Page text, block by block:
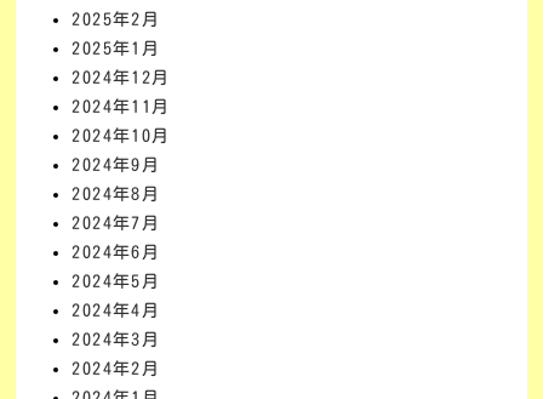
2025年2月
2025年1月
2024年12月
2024年11月
2024年10月
2024年9月
2024年8月
2024年7月
2024年6月
2024年5月
2024年4月
2024年3月
2024年2月